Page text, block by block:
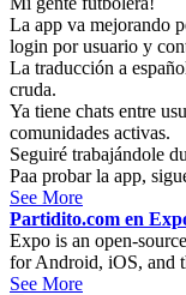
La app va mejorando
login por usuario y
La traducción a
cruda.
Ya tiene chats entre
comunidades activas.
Seguiré trabajándole
Paa probar la app,
See More
Partidito.com en
Expo is an open-
for Android, iOS, and
See More